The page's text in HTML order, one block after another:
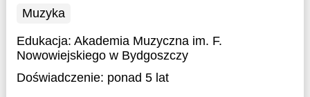
Muzyka
Edukacja: Akademia Muzyczna im. F.
Nowowiejskiego w Bydgoszczy
Doświadczenie: ponad 5 lat